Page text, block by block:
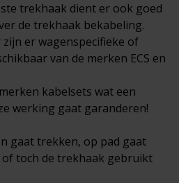
trekhaak dient er ook goed
de trekhaak bekabeling.
er wagenspecifieke of
van de merken ECS en
kabelsets wat een
werking gaat garanderen!
gaat trekken, op pad gaat
toch de trekhaak gebruikt